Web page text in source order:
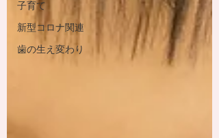
子育て
新型コロナ関連
歯の生え変わり